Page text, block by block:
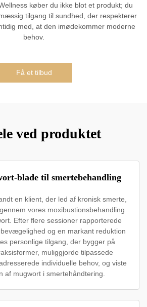
køber du ikke blot et produkt; du
tilgang til sundhed, der respekterer
med, at den imødekommer moderne
behov.
Få et tilbud
ved produktet
blade til smertebehandling
en klient, der led af kronisk smerte,
vores moxibustionsbehandling
Efter flere sessioner rapporterede
og en markant reduktion
personlige tilgang, der bygger på
muliggjorde tilpassede
individuelle behov, og viste
af mugwort i smertehåndtering.